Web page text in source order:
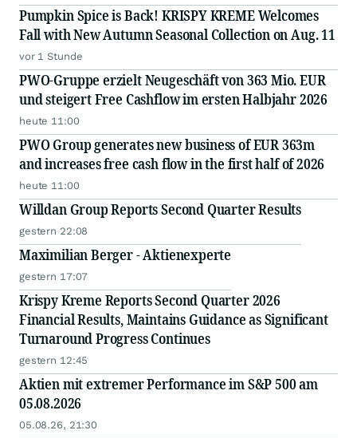
Pumpkin Spice is Back! KRISPY KREME Welcomes
Fall with New Autumn Seasonal Collection on Aug. 11
vor 1 Stunde
PWO-Gruppe erzielt Neugeschäft von 363 Mio. EUR
und steigert Free Cashflow im ersten Halbjahr 2026
heute 11:00
PWO Group generates new business of EUR 363m
and increases free cash flow in the first half of 2026
heute 11:00
Willdan Group Reports Second Quarter Results
gestern 22:08
Maximilian Berger - Aktienexperte
gestern 17:07
Krispy Kreme Reports Second Quarter 2026
Financial Results, Maintains Guidance as Significant
Turnaround Progress Continues
gestern 12:45
Aktien mit extremer Performance im S&P 500 am
05.08.2026
05.08.26, 21:30